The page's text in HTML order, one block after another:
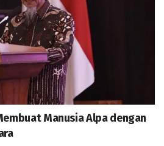
Manusia Alpa dengan